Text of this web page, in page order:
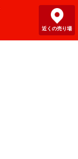
近くの売り場